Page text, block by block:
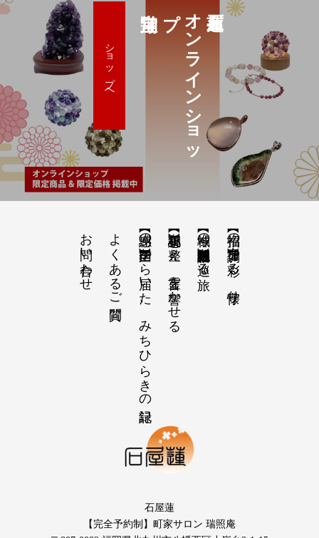
オ
ン
ラ
イ
ン
シ
ョ
ッ
プ
ショップへ
【招福の調律】日々を彩る、懐守り
【神域の系譜】神社仏閣・自然を巡る旅
【祝詞集】心を整え、言霊を響かせる
【感謝の声】全国から届いた、みちひらきの記録
よくあるご質問
お問い合わせ
石屋蓮
【完全予約制】町家サロン 瑞照庵